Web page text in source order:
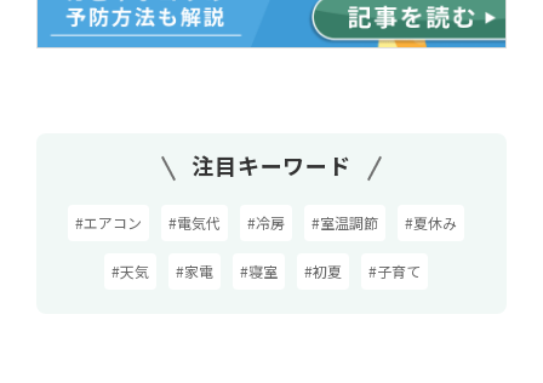
注目キーワード
#エアコン #電気代 #冷房 #室温調節 #夏休み
#天気 #家電 #寝室 #初夏 #子育て